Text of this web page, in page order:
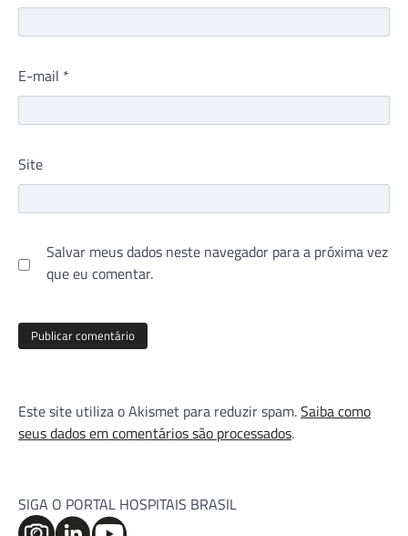
E-mail *
Site
Salvar meus dados neste navegador para a próxima vez
que eu comentar.
Este site utiliza o Akismet para reduzir spam.Saiba como
seus dados em comentários são processados.
SIGA O PORTAL HOSPITAIS BRASIL